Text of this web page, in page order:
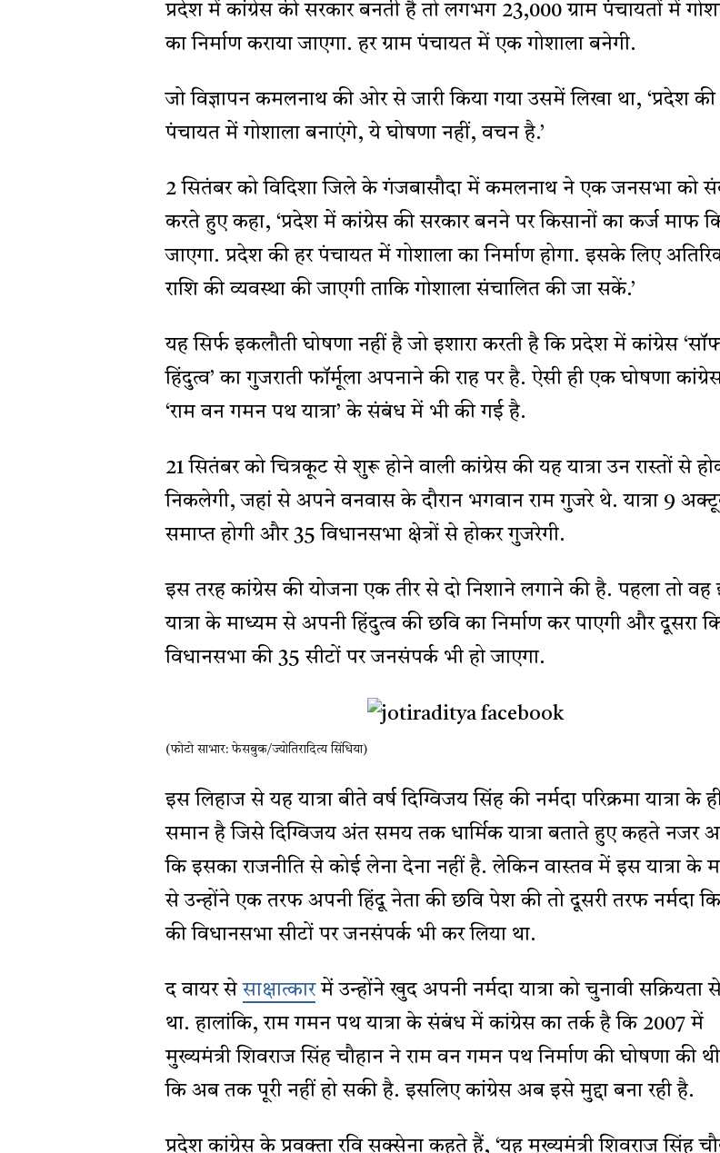
प्रदेश में कांग्रेस की सरकार बनती है तो लगभग 23,000 ग्राम पंचायतों में
का निर्माण कराया जाएगा. हर ग्राम पंचायत में एक गोशाला बनेगी.
जो विज्ञापन कमलनाथ की ओर से जारी किया गया उसमें लिखा था, ‘प्रदेश की
पंचायत में गोशाला बनाएंगे, ये घोषणा नहीं, वचन है.’
2 सितंबर को विदिशा जिले के गंजबासौदा में कमलनाथ ने एक जनसभा को
करते हुए कहा, ‘प्रदेश में कांग्रेस की सरकार बनने पर किसानों का कर्ज माफ
जाएगा. प्रदेश की हर पंचायत में गोशाला का निर्माण होगा. इसके लिए
राशि की व्यवस्था की जाएगी ताकि गोशाला संचालित की जा सकें.’
यह सिर्फ इकलौती घोषणा नहीं है जो इशारा करती है कि प्रदेश में कांग्रेस
हिंदुत्व’ का गुजराती फॉर्मूला अपनाने की राह पर है. ऐसी ही एक घोषणा कांग्रेस
‘राम वन गमन पथ यात्रा’ के संबंध में भी की गई है.
21 सितंबर को चित्रकूट से शुरू होने वाली कांग्रेस की यह यात्रा उन रास्तों से
निकलेगी, जहां से अपने वनवास के दौरान भगवान राम गुजरे थे. यात्रा 9
समाप्त होगी और 35 विधानसभा क्षेत्रों से होकर गुजरेगी.
इस तरह कांग्रेस की योजना एक तीर से दो निशाने लगाने की है. पहला तो वह
यात्रा के माध्यम से अपनी हिंदुत्व की छवि का निर्माण कर पाएगी और दूसरा
विधानसभा की 35 सीटों पर जनसंपर्क भी हो जाएगा.
(फोटो साभार: फेसबुक/ज्योतिरादित्य सिंधिया)
इस लिहाज से यह यात्रा बीते वर्ष दिग्विजय सिंह की नर्मदा परिक्रमा यात्रा के
समान है जिसे दिग्विजय अंत समय तक धार्मिक यात्रा बताते हुए कहते नजर
कि इसका राजनीति से कोई लेना देना नहीं है. लेकिन वास्तव में इस यात्रा के
से उन्होंने एक तरफ अपनी हिंदू नेता की छवि पेश की तो दूसरी तरफ नर्मदा
की विधानसभा सीटों पर जनसंपर्क भी कर लिया था.
द वायर सेसाक्षात्कारमें उन्होंने खुद अपनी नर्मदा यात्रा को चुनावी सक्रियता
था. हालांकि, राम गमन पथ यात्रा के संबंध में कांग्रेस का तर्क है कि 2007 में
मुख्यमंत्री शिवराज सिंह चौहान ने राम वन गमन पथ निर्माण की घोषणा की
कि अब तक पूरी नहीं हो सकी है. इसलिए कांग्रेस अब इसे मुद्दा बना रही है.
प्रदेश कांग्रेस के प्रवक्ता रवि सक्सेना कहते हैं, ‘यह मुख्यमंत्री शिवराज सिंह